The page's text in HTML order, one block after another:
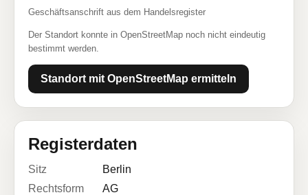
Geschäftsanschrift aus dem Handelsregister
Der Standort konnte in OpenStreetMap noch nicht eindeutig
bestimmt werden.
Standort mit OpenStreetMap ermitteln
Registerdaten
Sitz
Berlin
Rechtsform
AG